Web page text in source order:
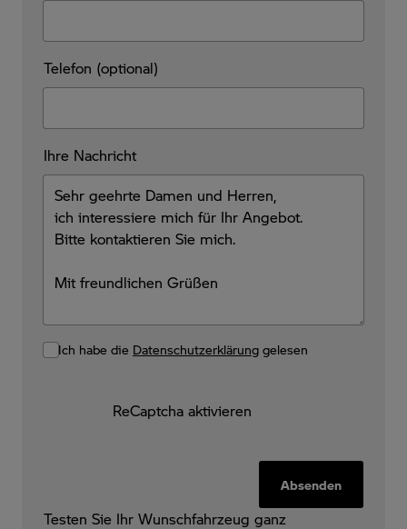
Telefon (optional)
Ihre Nachricht
Ich habe die Datenschutzerklärung gelesen
ReCaptcha aktivieren
Absenden
Testen Sie Ihr Wunschfahrzeug ganz